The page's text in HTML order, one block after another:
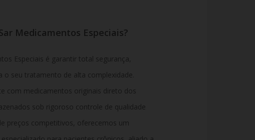
Medicamentos Especiais?
Especiais é garantir total segurança,
o seu tratamento de alta complexidade.
com medicamentos originais direto dos
sob rigoroso controle de qualidade
preços competitivos, oferecemos um